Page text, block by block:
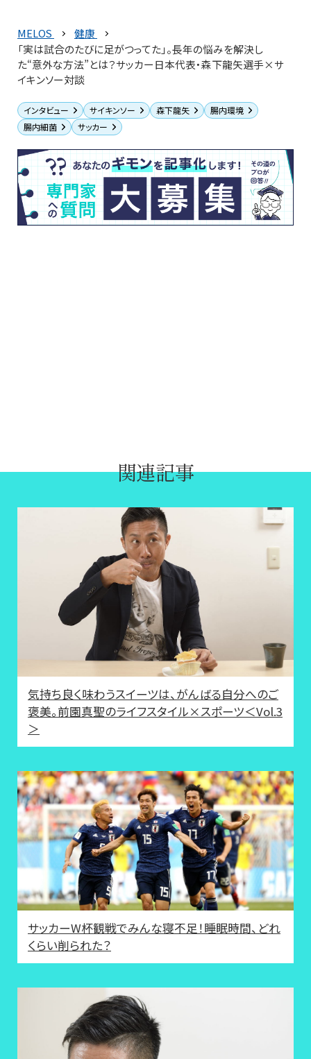
MELOS
健康
「実は試合のたびに足がつってた」。長年の悩みを解決し
た“意外な方法”とは？サッカー日本代表・森下龍矢選手×サ
イキンソー対談
インタビュー サイキンソー 森下龍矢
腸内環境
腸内細菌
サッカー
関連記事
気持ち良く味わうスイーツは、がんばる自分へのご
褒美。前園真聖のライフスタイル×スポーツ＜Vol.3
＞
サッカーW杯観戦でみんな寝不足！睡眠時間、どれ
くらい削られた？